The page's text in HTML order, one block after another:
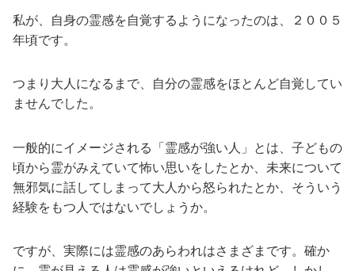
私が、自身の霊感を自覚するようになったのは、２００５
年頃です。
つまり大人になるまで、自分の霊感をほとんど自覚してい
ませんでした。
一般的にイメージされる「霊感が強い人」とは、子どもの
頃から霊がみえていて怖い思いをしたとか、未来について
無邪気に話してしまって大人から怒られたとか、そういう
経験をもつ人ではないでしょうか。
ですが、実際には霊感のあらわれはさまざまです。確か